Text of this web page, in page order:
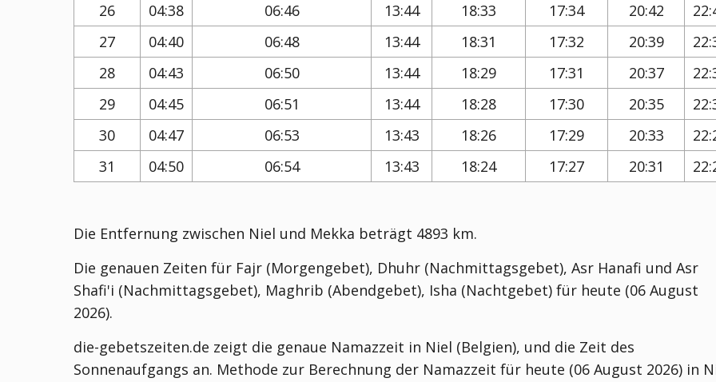
26
04:38 06:46 13:44 18:33 17:34 20:42
27
04:40 06:48 13:44 18:31 17:32 20:39
28
04:43 06:50 13:44 18:29 17:31 20:37
29
04:45 06:51 13:44 18:28 17:30 20:35
30
04:47 06:53 13:43 18:26 17:29 20:33
31
04:50 06:54 13:43 18:24 17:27 20:31
Die Entfernung zwischen Niel und Mekka beträgt 4893 km.
Die genauen Zeiten für Fajr (Morgengebet), Dhuhr (Nachmittagsgebet), Asr Hanafi und Asr
Shafi'i (Nachmittagsgebet), Maghrib (Abendgebet), Isha (Nachtgebet) für heute (06 August
2026).
die-gebetszeiten.de zeigt die genaue Namazzeit in Niel (Belgien), und die Zeit des
Sonnenaufgangs an. Methode zur Berechnung der Namazzeit für heute (06 August 2026) in